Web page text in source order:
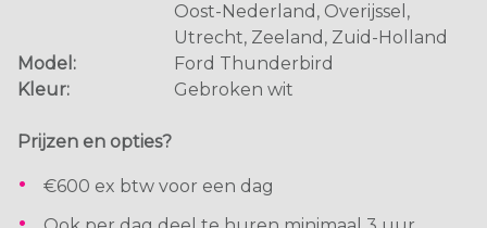
Oost-Nederland, Overijssel,
Utrecht, Zeeland, Zuid-Holland
Model:
Ford Thunderbird
Kleur:
Gebroken wit
Prijzen en opties?
€600 ex btw voor een dag